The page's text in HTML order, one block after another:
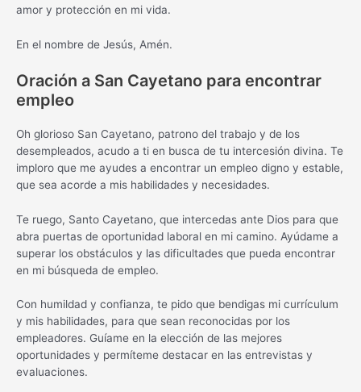
amor y protección en mi vida.
En el nombre de Jesús, Amén.
Oración a San Cayetano para encontrar
empleo
Oh glorioso San Cayetano, patrono del trabajo y de los
desempleados, acudo a ti en busca de tu intercesión divina. Te
imploro que me ayudes a encontrar un empleo digno y estable,
que sea acorde a mis habilidades y necesidades.
Te ruego, Santo Cayetano, que intercedas ante Dios para que
abra puertas de oportunidad laboral en mi camino. Ayúdame a
superar los obstáculos y las dificultades que pueda encontrar
en mi búsqueda de empleo.
Con humildad y confianza, te pido que bendigas mi currículum
y mis habilidades, para que sean reconocidas por los
empleadores. Guíame en la elección de las mejores
oportunidades y permíteme destacar en las entrevistas y
evaluaciones.